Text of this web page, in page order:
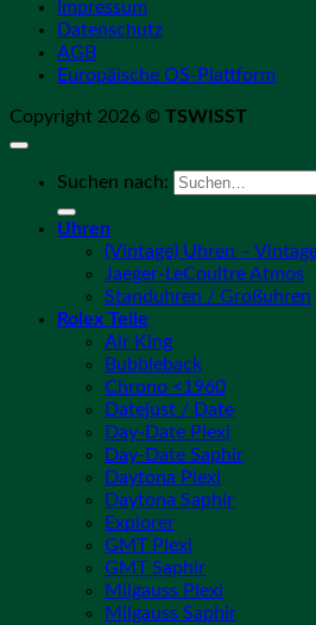
Impressum
Datenschutz
AGB
Europäische OS-Plattform
Copyright 2026 © TSWISST
Suchen nach:
Uhren
(Vintage) Uhren –
Jaeger-LeCoultre Atmos
Standuhren / Großuhren
Rolex Teile
Air King
Bubbleback
Chrono <1960
Datejust / Date
Day-Date Plexi
Day-Date Saphir
Daytona Plexi
Daytona Saphir
Explorer
GMT Plexi
GMT Saphir
Milgauss Plexi
Milgauss Saphir